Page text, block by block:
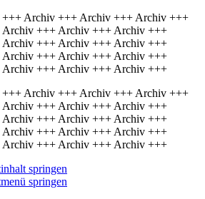
Archiv +++ Archiv +++ Archiv +++
+++ Archiv +++ Archiv +++
+++ Archiv +++ Archiv +++
+++ Archiv +++ Archiv +++
+++ Archiv +++ Archiv +++
Archiv +++ Archiv +++ Archiv +++
+++ Archiv +++ Archiv +++
+++ Archiv +++ Archiv +++
+++ Archiv +++ Archiv +++
+++ Archiv +++ Archiv +++
springen
springen